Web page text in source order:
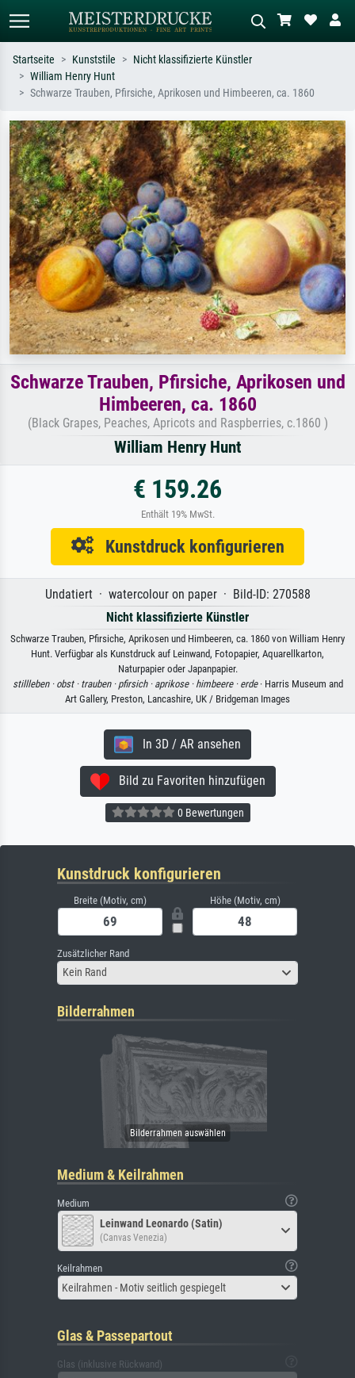
Standardsuche KI-Bildersuche
oder Stilen – z.B. Monet,
Sternennacht, Impressionismus, Welle
Hokusai, Akt.
Wiese, Abstrakt mit viel Rot, Dunkles
Ölgemälde, Stehender Akt neben einem
Baum.
Startseite Kunststile
Nicht klassifizierte Künstler
William Henry Hunt
Schwarze Trauben, Pfirsiche, Aprikosen und Himbeeren, ca. 1860
Schwarze Trauben, Pfirsiche, Aprikosen und
Himbeeren, ca. 1860
(Black Grapes, Peaches, Apricots and Raspberries, c.1860 )
William Henry Hunt
€ 159.26
Enthält 19% MwSt.
Kunstdruck konfigurieren
Undatiert · watercolour on paper · Bild-ID: 270588
Nicht klassifizierte Künstler
Schwarze Trauben, Pfirsiche, Aprikosen und Himbeeren, ca. 1860 von William Henry
Hunt. Verfügbar als Kunstdruck auf Leinwand, Fotopapier, Aquarellkarton,
Naturpapier oder Japanpapier.
stillleben · obst · trauben · pfirsich · aprikose · himbeere · erde· Harris Museum and
Art Gallery, Preston, Lancashire, UK / Bridgeman Images
In 3D / AR ansehen
Bild zu Favoriten hinzufügen
0 Bewertungen
Kunstdruck konfigurieren
Breite (Motiv, cm) Höhe (Motiv, cm)
Zusätzlicher Rand
Kein Rand
Bilderrahmen
Medium & Keilrahmen
Medium
Leinwand Leonardo (Satin)
(Canvas Venezia)
Keilrahmen
Keilrahmen - Motiv seitlich gespiegelt
Glas & Passepartout
Glas (inklusive Rückwand)